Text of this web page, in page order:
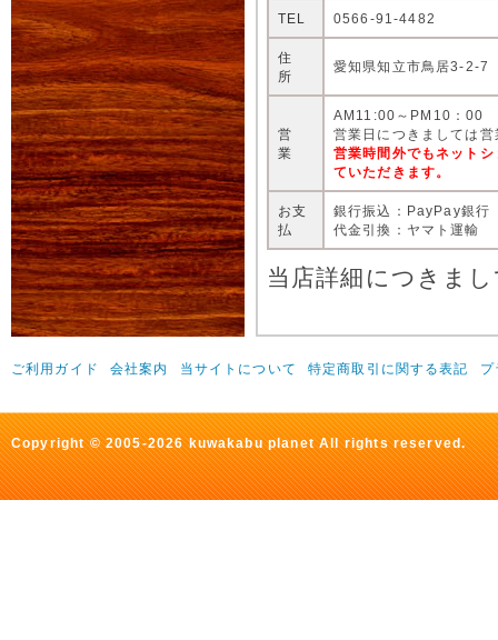
TEL 0566-91-4482
住
所
愛知県知立市鳥居3-2-7
営
業
AM11:00～PM10：00
営業日につきましては
営業時間外でもネット
ていただきます。
お支
払
銀行振込：PayPay銀行
代金引換：ヤマト運輸
当店詳細につきま
ご利用ガイド 会社案内 当サイトについて 特定商取引に関する表記 プ
Copyright © 2005-2026 kuwakabu planet All rights reserved.